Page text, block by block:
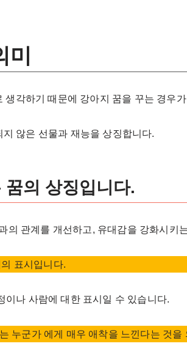
미
각하기 때문에 강아지 꿈을 꾸는 경우
않은 선물과 재능을 상징합니다.
의 상징입니다.
의 관계를 개선하고, 유대감을 강화시키
표시입니다.
이나 사람에 대한 표시일 수 있습니다.
누군가 에게 매우 애착을 느낀다는 것을